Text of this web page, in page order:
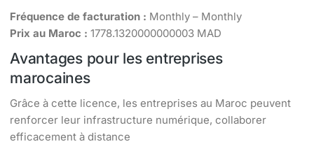
Fréquence de facturation : Monthly – Monthly
Prix au Maroc : 1778.1320000000003 MAD
Avantages pour les entreprises
marocaines
Grâce à cette licence, les entreprises au Maroc peuvent
renforcer leur infrastructure numérique, collaborer
efficacement à distance